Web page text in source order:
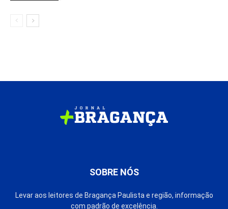
SOBRE NÓS
Levar aos leitores de Bragança Paulista e região, informação
com padrão de excelência.